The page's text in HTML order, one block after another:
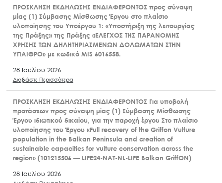
ΠΡΟΣΚΛΗΣΗ ΕΚΔΗΛΩΣΗΣ ΕΝΔΙΑΦΕΡΟΝΤΟΣ προς σύναψη
μίας (1) Σύμβασης Μίσθωσης Έργου στο πλαίσιο
υλοποίησης του Υποέργου 1: «Υποστήριξη της λειτουργίας
της Πράξης» της Πράξης «ΕΛΕΓΧΟΣ ΤΗΣ ΠΑΡΑΝΟΜΗΣ
ΧΡΗΣΗΣ ΤΩΝ ΔΗΛΗΤΗΡΙΑΣΜΕΝΩΝ ΔΟΛΩΜΑΤΩΝ ΣΤΗΝ
ΥΠΑΙΘΡΟ» με κωδικό MIS 6016558.
28 Ιουλίου 2026
Διαβάστε Περισσότερα
ΠΡΟΣΚΛΗΣΗ ΕΚΔΗΛΩΣΗΣ ΕΝΔΙΑΦΕΡΟΝΤΟΣ Για υποβολή
προτάσεων προς σύναψη μίας (1) Σύμβασης Μίσθωσης
Έργου ιδιωτικού δικαίου, για την παροχή έργου Στο πλαίσιο
υλοποίησης του Έργου «Full recovery of the Griffon Vulture
population in the Balkan Peninsula and creation of
sustainable capacities for vulture conservation across the
region» (101215506 — LIFE24-NAT-NL-LIFE Balkan GriffON)
28 Ιουλίου 2026